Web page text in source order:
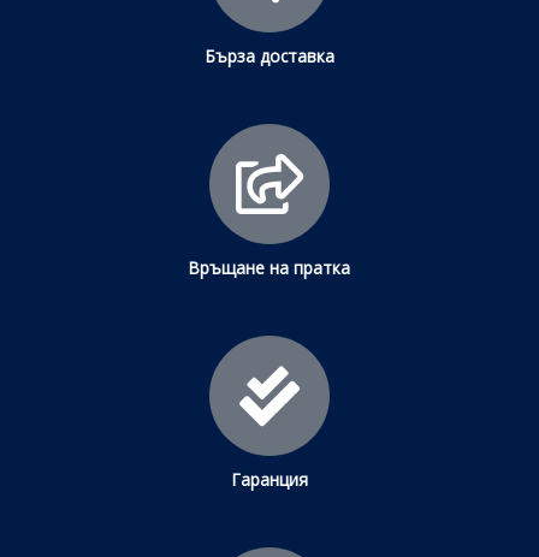
Бърза доставка
Връщане на пратка
Гаранция